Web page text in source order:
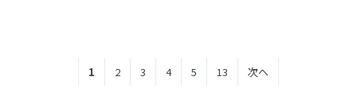
1 2 3 4 5 13 次へ